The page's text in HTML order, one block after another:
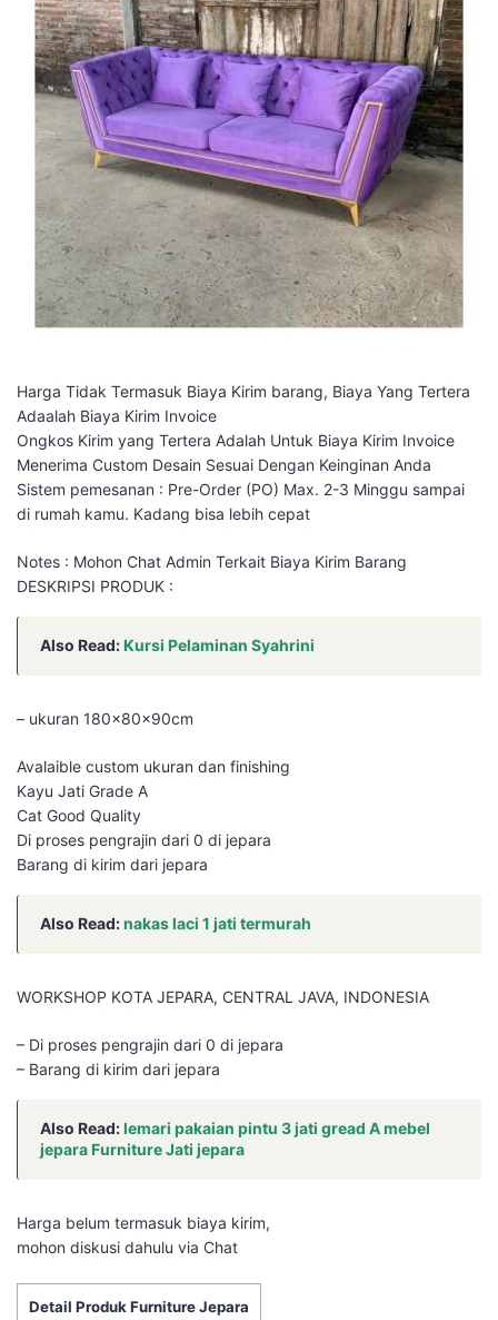
Harga Tidak Termasuk Biaya Kirim barang, Biaya Yang Tertera
Adaalah Biaya Kirim Invoice
Ongkos Kirim yang Tertera Adalah Untuk Biaya Kirim Invoice
Menerima Custom Desain Sesuai Dengan Keinginan Anda
Sistem pemesanan : Pre-Order (PO) Max. 2-3 Minggu sampai
di rumah kamu. Kadang bisa lebih cepat
Notes : Mohon Chat Admin Terkait Biaya Kirim Barang
DESKRIPSI PRODUK :
Also Read:Kursi Pelaminan Syahrini
– ukuran 180x80x90cm
Avalaible custom ukuran dan finishing
Kayu Jati Grade A
Cat Good Quality
Di proses pengrajin dari 0 di jepara
Barang di kirim dari jepara
Also Read:nakas laci 1 jati termurah
WORKSHOP KOTA JEPARA, CENTRAL JAVA, INDONESIA
– Di proses pengrajin dari 0 di jepara
– Barang di kirim dari jepara
Also Read:lemari pakaian pintu 3 jati gread A mebel
jepara Furniture Jati jepara
Harga belum termasuk biaya kirim,
mohon diskusi dahulu via Chat
Detail Produk Furniture Jepara